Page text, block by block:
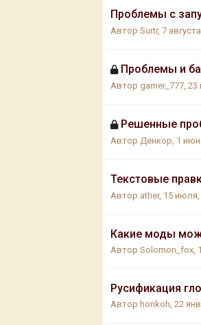
Проблемы с
АвторSurtr,7
Проблемы и
Авторgamer_777 ,23
Решенные
Автор Денкоp 1
Текстовые
Автор ather, 15 июля,
Какие моды
АвторSolomon_fox
Русификация
Автор honkoh ,22